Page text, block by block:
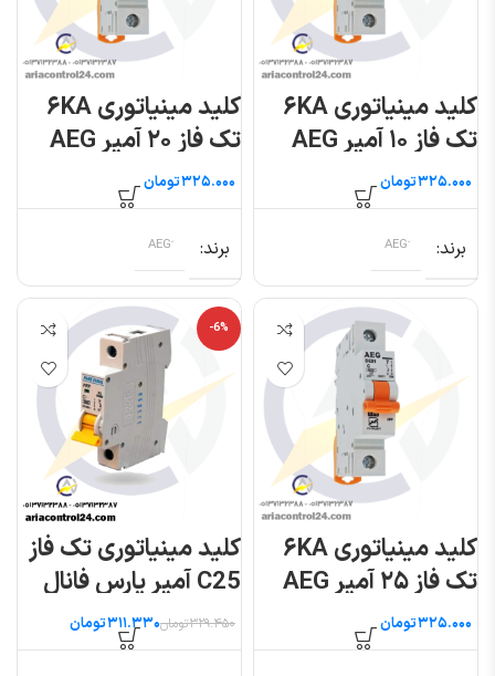
کلید مینیاتوری ۶KA
تک فاز ۱۰ آمپر AEG
تومان
برند
کلید مینیاتوری ۶KA
تک فاز ۲۰ آمپر AEG
تومان
برند
کلید مینیاتوری ۶KA
تک فاز ۲۵ آمپر AEG
تومان
-6%
کلید مینیاتوری تک فاز
C25 آمپر پارس فانال
مدل PFN
۳۲۹.۴۵۰تومان۳۱۱.۳۳۰تومان